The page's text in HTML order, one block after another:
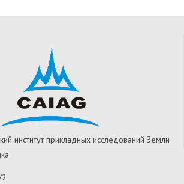
институт прикладных исследований Земли